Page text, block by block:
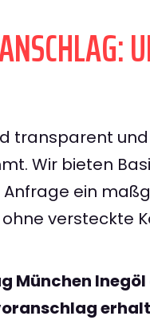
transparent
Wir bieten
ein
versteckte
München